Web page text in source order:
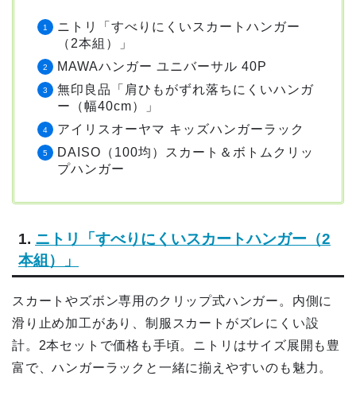
ニトリ「すべりにくいスカートハンガー
（2本組）」
MAWAハンガー ユニバーサル 40P
無印良品「肩ひもがずれ落ちにくいハンガ
ー（幅40cm）」
アイリスオーヤマ キッズハンガーラック
DAISO（100均）スカート＆ボトムクリッ
プハンガー
1. ニトリ「すべりにくいスカートハンガー（2
本組）」
スカートやズボン専用のクリップ式ハンガー。内側に
滑り止め加工があり、制服スカートがズレにくい設
計。2本セットで価格も手頃。ニトリはサイズ展開も豊
富で、ハンガーラックと一緒に揃えやすいのも魅力。